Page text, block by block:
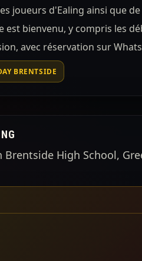
joueurs d'Ealing ainsi que
est bienvenu, y compris les
avec réservation sur
BRENTSIDE
High School,